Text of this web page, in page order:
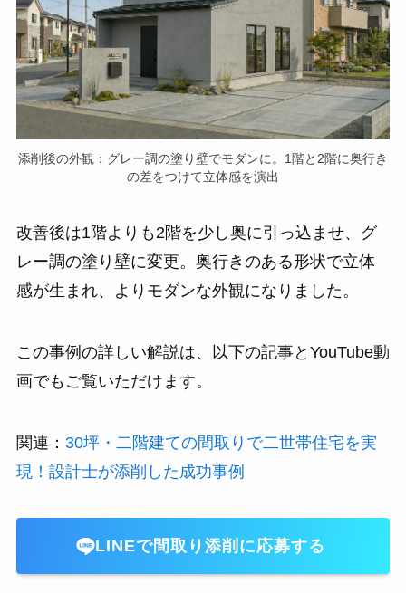
添削後の外観：グレー調の塗り壁でモダンに。1階と2階に奥行き
の差をつけて立体感を演出
改善後は1階よりも2階を少し奥に引っ込ませ、グ
レー調の塗り壁に変更。奥行きのある形状で立体
感が生まれ、よりモダンな外観になりました。
この事例の詳しい解説は、以下の記事とYouTube動
画でもご覧いただけます。
関連： 30坪・二階建ての間取りで二世帯住宅を実
現！設計士が添削した成功事例
LINEで間取り添削に応募する